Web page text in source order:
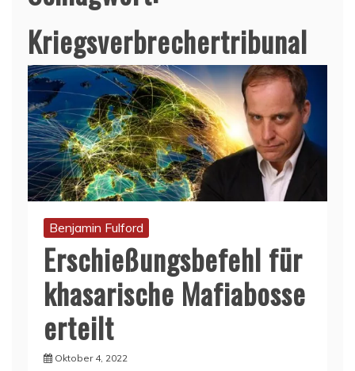
Kriegsverbrechertribunal
Benjamin Fulford
Erschießungsbefehl für
khasarische Mafiabosse
erteilt
Oktober 4, 2022